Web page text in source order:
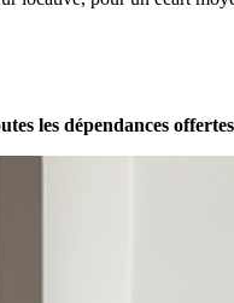
les dépendances offertes